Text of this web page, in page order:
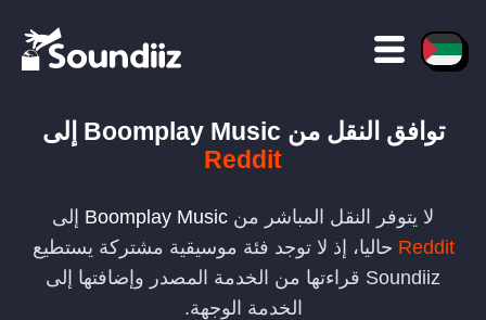
توافق النقلمن Boomplay Music إلى
Reddit
لا يتوفر النقل المباشر من Boomplay Music إلى
Reddit حاليا، إذ لا توجد فئة موسيقية مشتركة يستطيع
Soundiiz قراءتها من الخدمة المصدر وإضافتها إلى
الخدمة الوجهة.